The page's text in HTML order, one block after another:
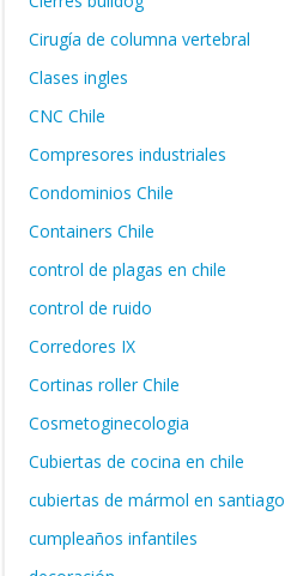
Cirugía de columna vertebral
Clases ingles
CNC Chile
Compresores industriales
Condominios Chile
Containers Chile
control de plagas en chile
control de ruido
Corredores IX
Cortinas roller Chile
Cosmetoginecologia
Cubiertas de cocina en chile
cubiertas de mármol en santiago
cumpleaños infantiles